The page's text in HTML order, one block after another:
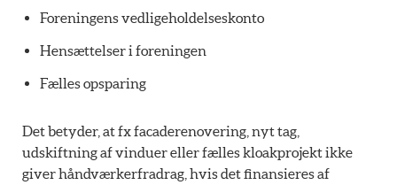
Foreningens vedligeholdelseskonto
Hensættelser i foreningen
Fælles opsparing
Det betyder, at fx facaderenovering, nyt tag,
udskiftning af vinduer eller fælles kloakprojekt ikke
giver håndværkerfradrag, hvis det finansieres af